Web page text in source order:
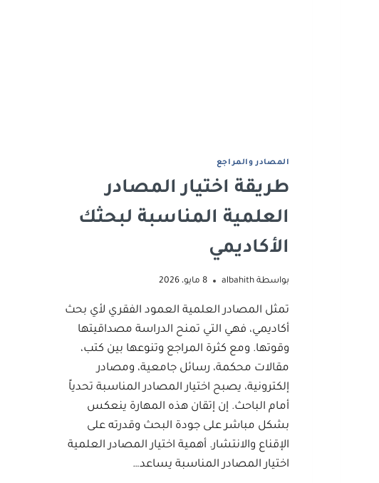
اﻟﻤﺼﺎدر واﻟﻤﺮاﺟﻊ
طريقة اختيار المصادر
العلمية المناسبة لبحثك
الأكاديمي
بواسطة albahith 8 مايو، 2026
تمثل المصادر العلمية العمود الفقري لأي بحث
أكاديمي، فهي التي تمنح الدراسة مصداقيتها
وقوتها. ومع كثرة المراجع وتنوعها بين كتب،
مقالات محكمة، رسائل جامعية، ومصادر
إلكترونية، يصبح اختيار المصادر المناسبة تحدياً
أمام الباحث. إن إتقان هذه المهارة ينعكس
بشكل مباشر على جودة البحث وقدرته على
الإقناع والانتشار. أهمية اختيار المصادر العلمية
اختيار المصادر المناسبة يساعد…